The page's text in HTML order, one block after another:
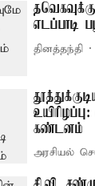
எடப்பாடி
தினத்தந்தி
கண்டனம்
அரசியல்